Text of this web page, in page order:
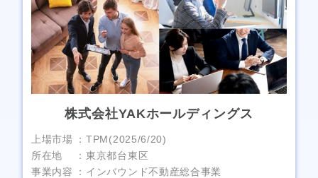
株式会社YAKホールディングス
上場市場
TPM(2025/6/20)
所在地
東京都台東区
事業内容
インバウンド不動産総合事業